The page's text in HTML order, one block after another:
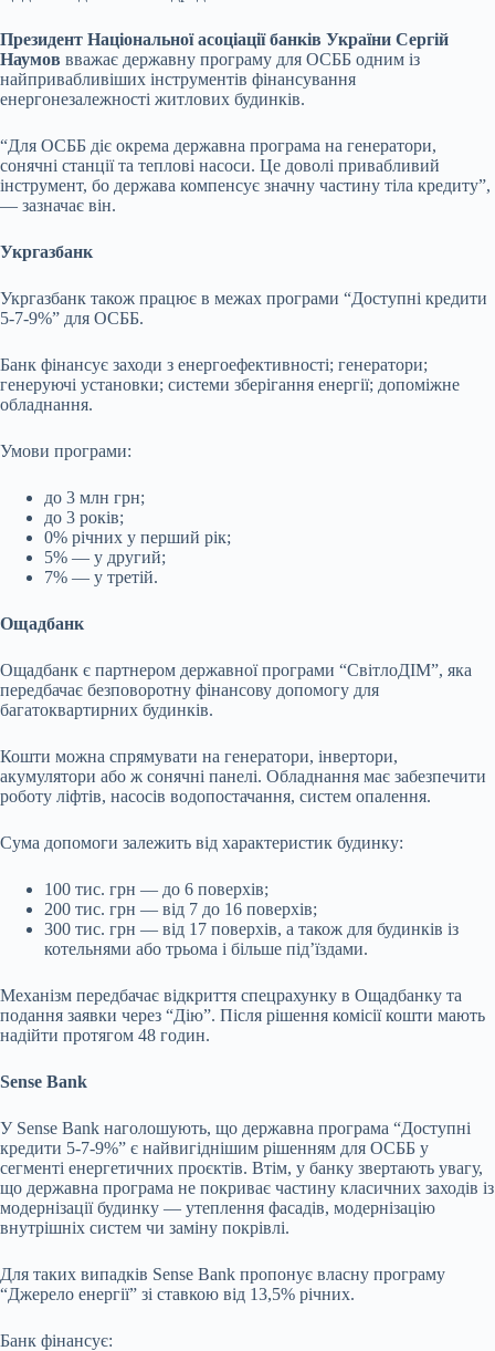
Президент Національної асоціації банків України Сергій
Наумов вважає державну програму для ОСББ одним із
найпривабливіших інструментів фінансування
енергонезалежності житлових будинків.
“Для ОСББ діє окрема державна програма на генератори,
сонячні станції та теплові насоси. Це доволі привабливий
інструмент, бо держава компенсує значну частину тіла кредиту”,
— зазначає він.
Укргазбанк
Укргазбанк також працює в межах програми “Доступні кредити
5-7-9%” для ОСББ.
Банк фінансує заходи з енергоефективності; генератори;
генеруючі установки; системи зберігання енергії; допоміжне
обладнання.
Умови програми:
до 3 млн грн;
до 3 років;
0% річних у перший рік;
5% — у другий;
7% — у третій.
Ощадбанк
Ощадбанк є партнером державної програми “СвітлоДІМ”, яка
передбачає безповоротну фінансову допомогу для
багатоквартирних будинків.
Кошти можна спрямувати на генератори, інвертори,
акумулятори або ж сонячні панелі. Обладнання має забезпечити
роботу ліфтів, насосів водопостачання, систем опалення.
Сума допомоги залежить від характеристик будинку:
100 тис. грн — до 6 поверхів;
200 тис. грн — від 7 до 16 поверхів;
300 тис. грн — від 17 поверхів, а також для будинків із
котельнями або трьома і більше під’їздами.
Механізм передбачає відкриття спецрахунку в Ощадбанку та
подання заявки через “Дію”. Після рішення комісії кошти мають
надійти протягом 48 годин.
Sense Bank
У Sense Bank наголошують, що державна програма “Доступні
кредити 5-7-9%” є найвигіднішим рішенням для ОСББ у
сегменті енергетичних проєктів. Втім, у банку звертають увагу,
що державна програма не покриває частину класичних заходів із
модернізації будинку — утеплення фасадів, модернізацію
внутрішніх систем чи заміну покрівлі.
Для таких випадків Sense Bank пропонує власну програму
“Джерело енергії” зі ставкою від 13,5% річних.
Банк фінансує: